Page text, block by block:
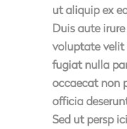
ut aliquip ex
Duis aute
voluptate velit
fugiat nulla
occaecat non
officia
Sed ut persp